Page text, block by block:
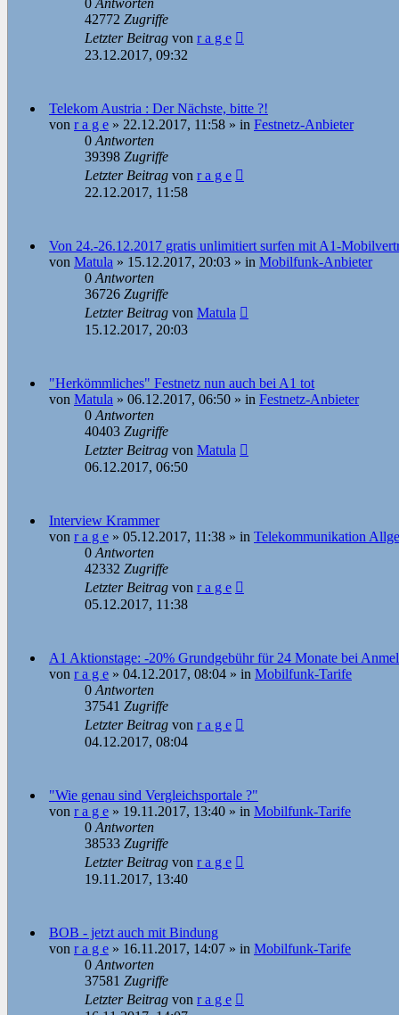
0Antworten
42772 Zugriffe
Letzter Beitrag von r a g e
23.12.2017, 09:32
Telekom Austria : Der Nächste, bitte ?!
von r a g e » 22.12.2017, 11:58 » in Festnetz-Anbieter
0Antworten
39398 Zugriffe
Letzter Beitrag von r a g e
22.12.2017, 11:58
Von 24.-26.12.2017 gratis unlimitiert surfen mit A1-
von Matula » 15.12.2017, 20:03 » in Mobilfunk-Anbieter
0Antworten
36726 Zugriffe
Letzter Beitrag von Matula
15.12.2017, 20:03
"Herkömmliches" Festnetz nun auch bei A1 tot
von Matula » 06.12.2017, 06:50 » in Festnetz-Anbieter
0Antworten
40403 Zugriffe
Letzter Beitrag von Matula
06.12.2017, 06:50
Interview Krammer
von r a g e » 05.12.2017, 11:38 » in Telekommunikation
0Antworten
42332 Zugriffe
Letzter Beitrag von r a g e
05.12.2017, 11:38
A1 Aktionstage: -20% Grundgebühr für 24 Monate bei
von r a g e » 04.12.2017, 08:04 » in Mobilfunk-Tarife
0Antworten
37541 Zugriffe
Letzter Beitrag von r a g e
04.12.2017, 08:04
"Wie genau sind Vergleichsportale ?"
von r a g e » 19.11.2017, 13:40 » in Mobilfunk-Tarife
0Antworten
38533 Zugriffe
Letzter Beitrag von r a g e
19.11.2017, 13:40
BOB - jetzt auch mit Bindung
von r a g e » 16.11.2017, 14:07 » in Mobilfunk-Tarife
0Antworten
37581 Zugriffe
Letzter Beitrag von r a g e